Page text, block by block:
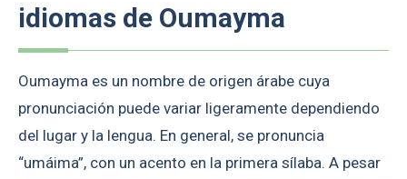
idiomas de Oumayma
Oumayma es un nombre de origen árabe cuya
pronunciación puede variar ligeramente dependiendo
del lugar y la lengua. En general, se pronuncia
“umáima”, con un acento en la primera sílaba. A pesar